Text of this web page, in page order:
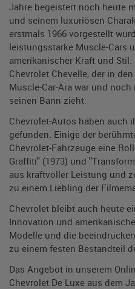
Jahre begeistert noch heute
und seinem luxuriösen
erstmals 1966 vorgestellt
leistungsstarke Muscle-Cars
amerikanischer Kraft und
Chevrolet Chevelle, der in
Muscle-Car-Ära war und
seinen Bann zieht.
Chevrolet-Autos haben auch
gefunden. Einige der
Chevrolet-Fahrzeuge eine
Graffiti" (1973) und
aus kraftvoller Leistung und
zu einem Liebling der
Chevrolet bleibt auch heute
Innovation und
Modelle und die
zu einem festen Bestandteil
Das Angebot in unserem
Chevrolet De Luxe aus dem